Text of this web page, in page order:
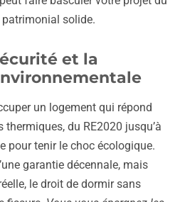
solide.
et la
un logement qui répond
du RE2020 jusqu’à
pour tenir le choc écologique.
garantie décennale, mais
le droit de dormir sans